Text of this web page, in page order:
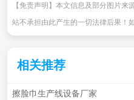
【免责声明】本文信息及部分图片
站不承担由此产生的一切法律后果！
相关推荐
擦脸巾生产线设备厂家